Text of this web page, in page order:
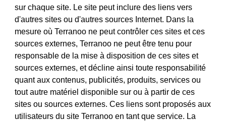
sur chaque site. Le site peut inclure des liens vers
d'autres sites ou d'autres sources Internet. Dans la
mesure où Terranoo ne peut contrôler ces sites et ces
sources externes, Terranoo ne peut être tenu pour
responsable de la mise à disposition de ces sites et
sources externes, et décline ainsi toute responsabilité
quant aux contenus, publicités, produits, services ou
tout autre matériel disponible sur ou à partir de ces
sites ou sources externes. Ces liens sont proposés aux
utilisateurs du site Terranoo en tant que service. La